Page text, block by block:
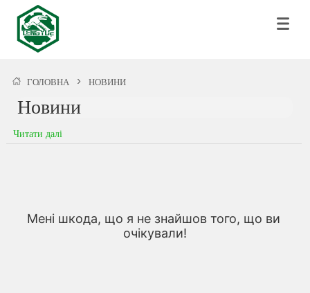
ГОЛОВНА > НОВИНИ
Новини
Читати далі
Мені шкода, що я не знайшов того, що ви
очікували!